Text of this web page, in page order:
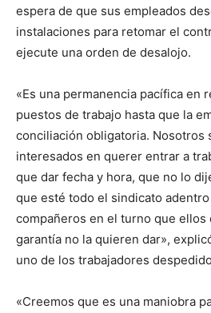
espera de que sus empleados
instalaciones para retomar el
ejecute una orden de desalojo.
«Es una permanencia pacífica en
puestos de trabajo hasta que la
conciliación obligatoria. Nosotros
interesados en querer entrar a
que dar fecha y hora, que no lo
que esté todo el sindicato
compañeros en el turno que ellos
garantía no la quieren dar»,
uno de los trabajadores
«Creemos que es una maniobra